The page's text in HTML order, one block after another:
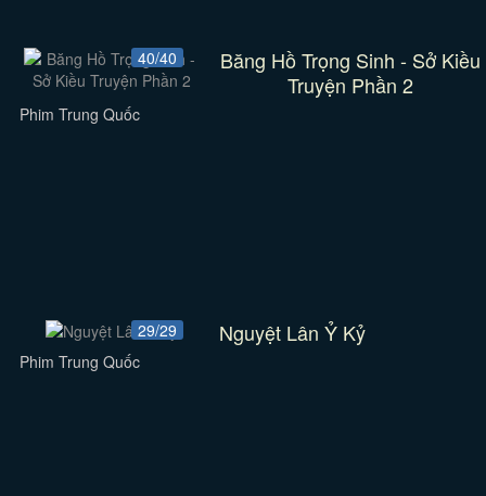
40/40
Băng Hồ Trọng Sinh - Sở Kiều
Truyện Phần 2
Phim Trung Quốc
29/29 Nguyệt Lân Ỷ Kỷ
Phim Trung Quốc